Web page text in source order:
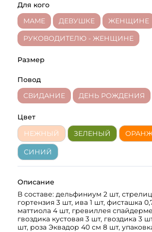
Для кого
МАМЕ
ДЕВУШКЕ
ЖЕНЩИНЕ
РУКОВОДИТЕЛЮ - ЖЕНЩИНЕ
Размер
Повод
СВИДАНИЕ
ДЕНЬ РОЖДЕНИЯ
Цвет
НЕЖНЫЙ
ЗЕЛЕНЫЙ
СИНИЙ
Описание
В составе: дельфиниум 2 шт,
гортензия 3 шт, ива 1 шт, фисташка
маттиола 4 шт, гревиллея
гвоздика кустовая 3 шт, гвоздика 3
шт, роза Эквадор 40 см 8 шт,